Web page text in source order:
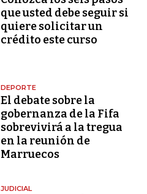
que usted debe seguir si
quiere solicitar un
crédito este curso
DEPORTE
El debate sobre la
gobernanza de la Fifa
sobrevivirá a la tregua
en la reunión de
Marruecos
JUDICIAL